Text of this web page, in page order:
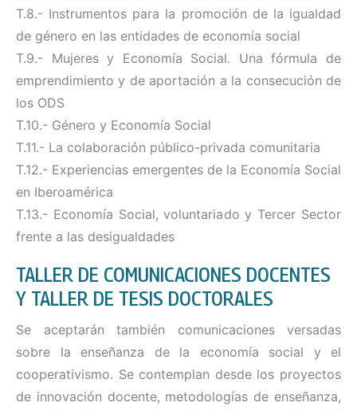
T.8.- Instrumentos para la promoción de la igualdad
de género en las entidades de economía social
T.9.- Mujeres y Economía Social. Una fórmula de
emprendimiento y de aportación a la consecución de
los ODS
T.10.- Género y Economía Social
T.11.- La colaboración público-privada comunitaria
T.12.- Experiencias emergentes de la Economía Social
en Iberoamérica
T.13.- Economía Social, voluntariado y Tercer Sector
frente a las desigualdades
TALLER DE COMUNICACIONES DOCENTES
Y TALLER DE TESIS DOCTORALES
Se aceptarán también comunicaciones versadas
sobre la enseñanza de la economía social y el
cooperativismo. Se contemplan desde los proyectos
de innovación docente, metodologías de enseñanza,